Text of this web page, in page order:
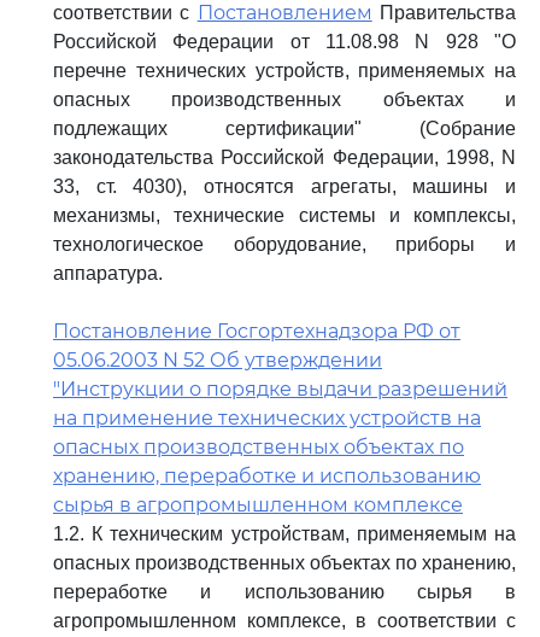
соответствии с Постановлением Правительства
Российской Федерации от 11.08.98 N 928 "О
перечне технических устройств, применяемых на
опасных производственных объектах и
подлежащих сертификации" (Собрание
законодательства Российской Федерации, 1998, N
33, ст. 4030), относятся агрегаты, машины и
механизмы, технические системы и комплексы,
технологическое оборудование, приборы и
аппаратура.
Постановление Госгортехнадзора РФ от
05.06.2003 N 52 Об утверждении
"Инструкции о порядке выдачи разрешений
на применение технических устройств на
опасных производственных объектах по
хранению, переработке и использованию
сырья в агропромышленном комплексе
1.2. К техническим устройствам, применяемым на
опасных производственных объектах по хранению,
переработке и использованию сырья в
агропромышленном комплексе, в соответствии с